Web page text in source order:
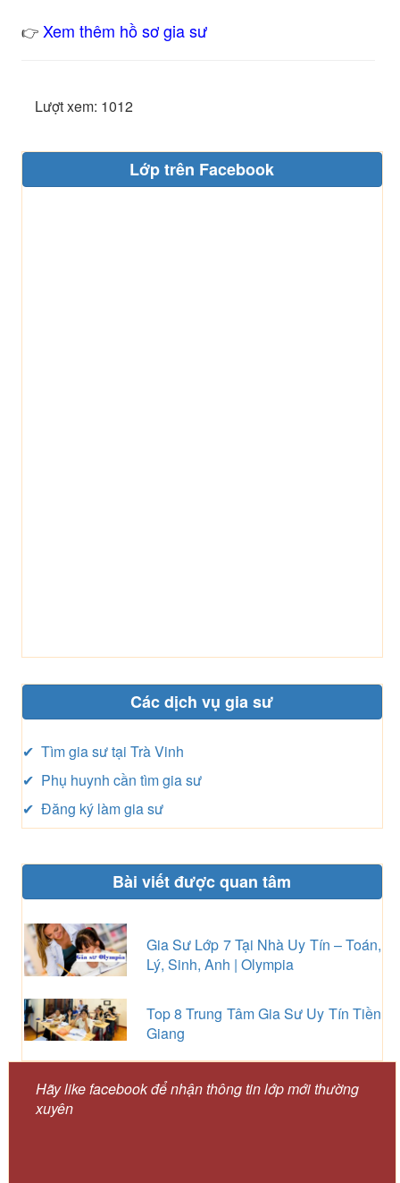
👉 Xem thêm hồ sơ gia sư
Lượt xem: 1012
Lớp trên Facebook
Các dịch vụ gia sư
✔ Tìm gia sư tại Trà Vinh
✔ Phụ huynh cần tìm gia sư
✔ Đăng ký làm gia sư
Bài viết được quan tâm
Gia Sư Lớp 7 Tại Nhà Uy Tín – Toán,
Lý, Sinh, Anh | Olympia
Top 8 Trung Tâm Gia Sư Uy Tín Tiền
Giang
Hãy like facebook để nhận thông tin lớp mới thường
xuyên